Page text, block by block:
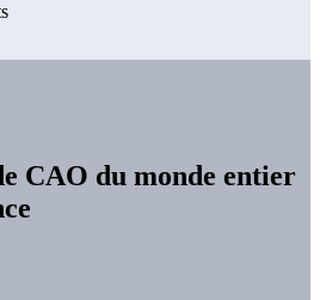
CAO du monde entier